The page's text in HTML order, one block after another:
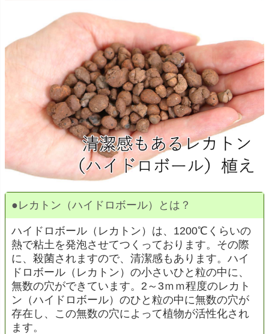
●レカトン（ハイドロボール）とは？
ハイドロボール（レカトン）は、1200℃くらいの
熱で粘土を発泡させてつくっております。その際
に、殺菌されますので、清潔感もあります。ハイ
ドロボール（レカトン）の小さいひと粒の中に、
無数の穴ができています。2～3ｍｍ程度のレカト
ン（ハイドロボール）のひと粒の中に無数の穴が
存在し、この無数の穴によって植物が活性化され
ます。